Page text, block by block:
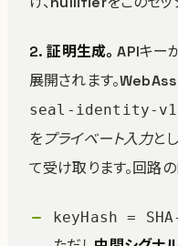
2. 証明生成。 APIキー
展開されます。
seal-identity-v1
をプライベート入力と
て受け取ります。回路
keyHash =